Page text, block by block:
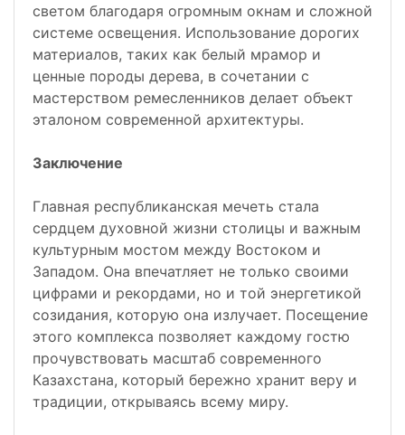
светом благодаря огромным окнам и сложной
системе освещения. Использование дорогих
материалов, таких как белый мрамор и
ценные породы дерева, в сочетании с
мастерством ремесленников делает объект
эталоном современной архитектуры.
Заключение
Главная республиканская мечеть стала
сердцем духовной жизни столицы и важным
культурным мостом между Востоком и
Западом. Она впечатляет не только своими
цифрами и рекордами, но и той энергетикой
созидания, которую она излучает. Посещение
этого комплекса позволяет каждому гостю
прочувствовать масштаб современного
Казахстана, который бережно хранит веру и
традиции, открываясь всему миру.